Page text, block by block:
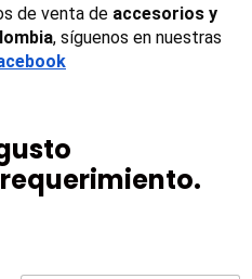
de venta de accesorios y
, síguenos en nuestras